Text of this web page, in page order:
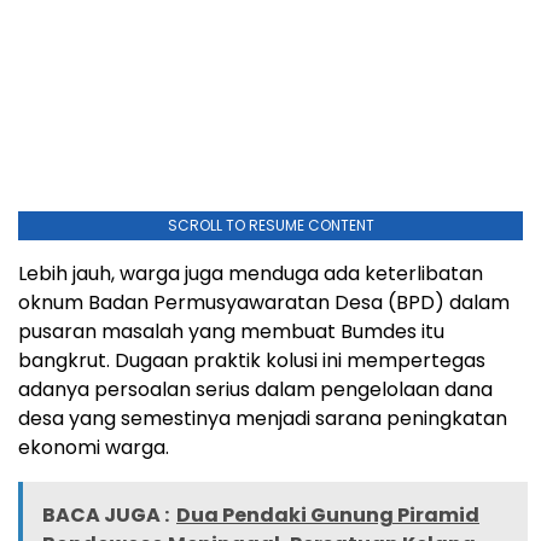
SCROLL TO RESUME CONTENT
Lebih jauh, warga juga menduga ada keterlibatan
oknum Badan Permusyawaratan Desa (BPD) dalam
pusaran masalah yang membuat Bumdes itu
bangkrut. Dugaan praktik kolusi ini mempertegas
adanya persoalan serius dalam pengelolaan dana
desa yang semestinya menjadi sarana peningkatan
ekonomi warga.
BACA JUGA : Dua Pendaki Gunung Piramid